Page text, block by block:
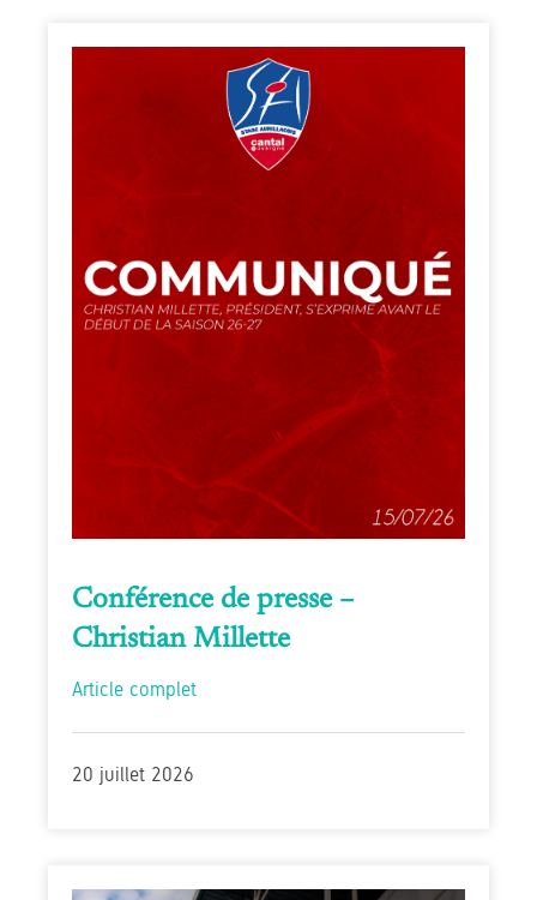
Conférence de presse –
Christian Millette
Article complet
20 juillet 2026